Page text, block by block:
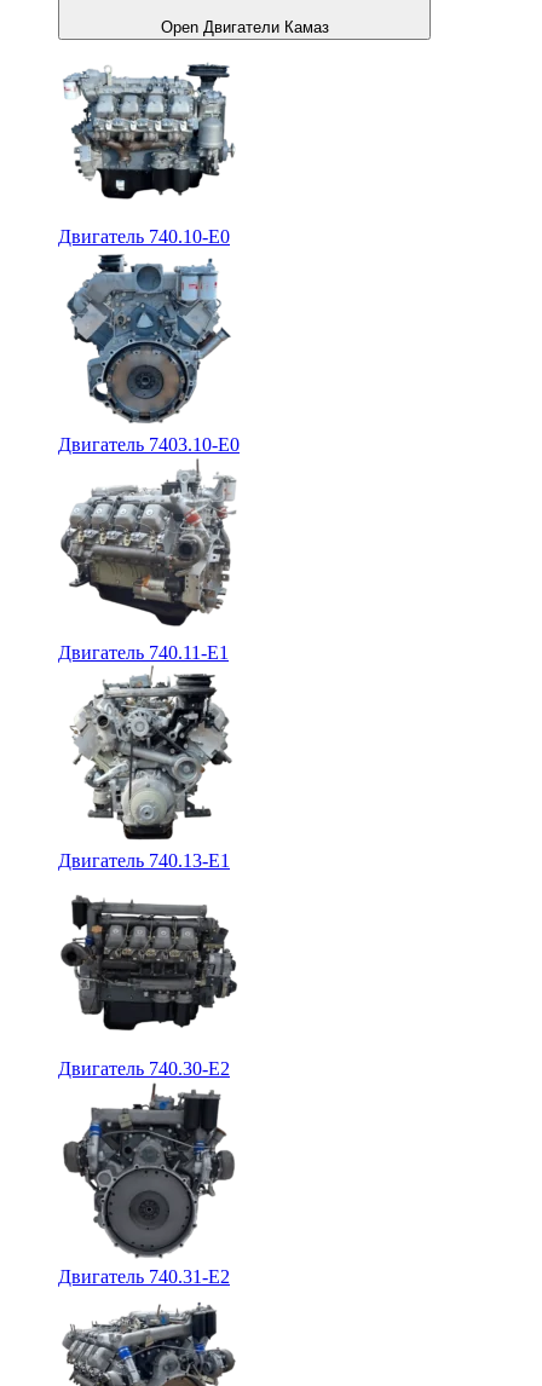
Open Двигатели Камаз
Двигатель 740.10-E0
Двигатель 7403.10-E0
Двигатель 740.11-E1
Двигатель 740.13-E1
Двигатель 740.30-E2
Двигатель 740.31-E2